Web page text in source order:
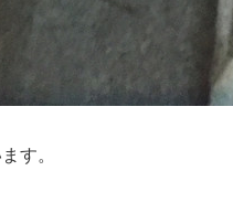
す。